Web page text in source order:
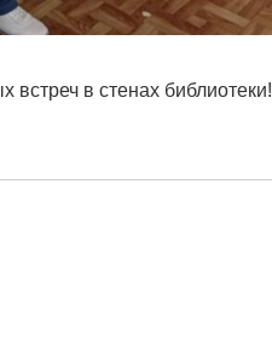
встреч в стенах библиотеки!